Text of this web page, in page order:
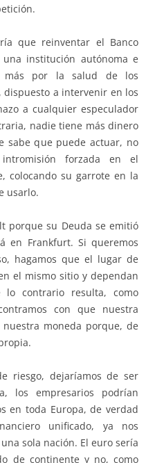
que reinventar el Banco
una institución autónoma e
más por la salud de los
a intervenir en los
a cualquier especulador
nadie tiene más dinero
sabe que puede actuar, no
forzada en el
colocando su garrote en la
usarlo.
porque su Deuda se emitió
en Frankfurt. Si queremos
hagamos que el lugar de
el mismo sitio y dependan
contrario resulta, como
con que nuestra
moneda porque, de
riesgo, dejaríamos de ser
los empresarios podrían
en toda Europa, de verdad
unificado, ya nos
sola nación. El euro sería
de continente y no, como